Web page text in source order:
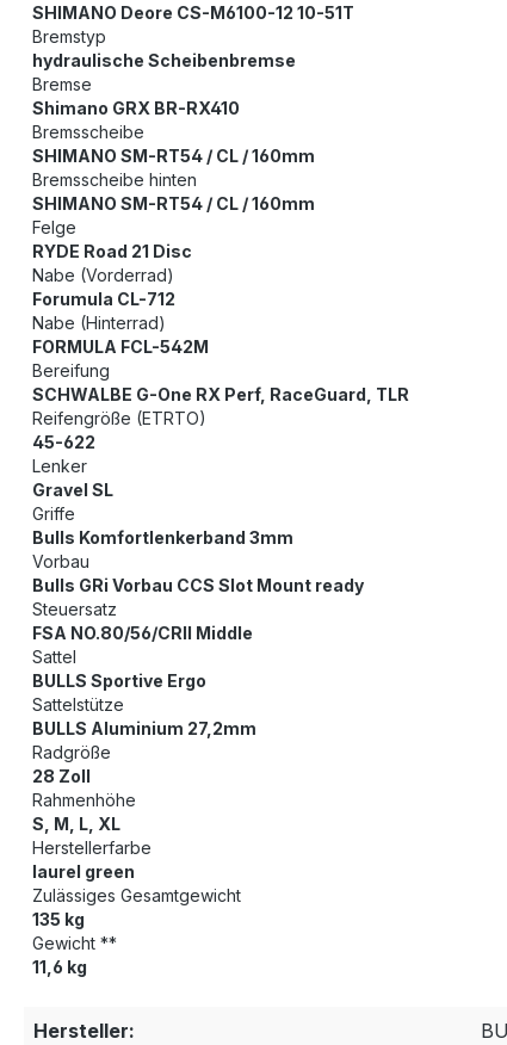
SHIMANO Deore CS-M6100-12 10-51T
Bremstyp
hydraulische Scheibenbremse
Bremse
Shimano GRX BR-RX410
Bremsscheibe
SHIMANO SM-RT54 / CL / 160mm
Bremsscheibe hinten
SHIMANO SM-RT54 / CL / 160mm
Felge
RYDE Road 21 Disc
Nabe (Vorderrad)
Forumula CL-712
Nabe (Hinterrad)
FORMULA FCL-542M
Bereifung
SCHWALBE G-One RX Perf, RaceGuard, TLR
Reifengröße (ETRTO)
45-622
Lenker
Gravel SL
Griffe
Bulls Komfortlenkerband 3mm
Vorbau
Bulls GRi Vorbau CCS Slot Mount ready
Steuersatz
FSA NO.80/56/CRII Middle
Sattel
BULLS Sportive Ergo
Sattelstütze
BULLS Aluminium 27,2mm
Radgröße
28 Zoll
Rahmenhöhe
S, M, L, XL
Herstellerfarbe
laurel green
Zulässiges Gesamtgewicht
135 kg
Gewicht **
11,6 kg
Hersteller: